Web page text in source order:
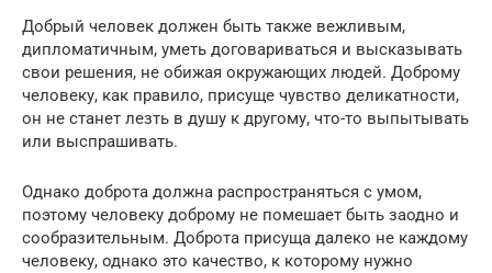
Добрый человек должен быть также вежливым,
дипломатичным, уметь договариваться и высказывать
свои решения, не обижая окружающих людей. Доброму
человеку, как правило, присуще чувство деликатности,
он не станет лезть в душу к другому, что-то выпытывать
или выспрашивать.
Однако доброта должна распространяться с умом,
поэтому человеку доброму не помешает быть заодно и
сообразительным. Доброта присуща далеко не каждому
человеку, однако это качество, к которому нужно